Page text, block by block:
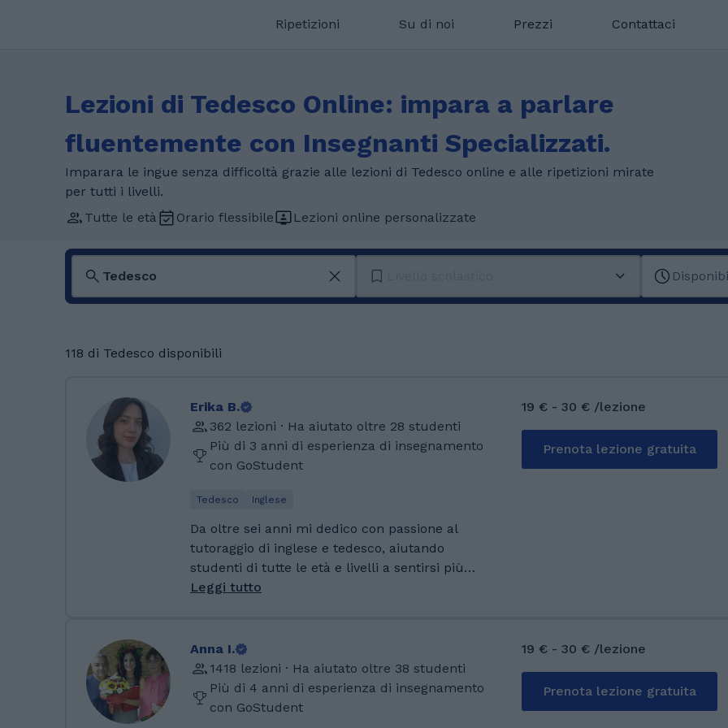
Ripetizioni Su di noi Prezzi Contattaci
Lezioni di Tedesco Online: impara a parlare
fluentemente con Insegnanti Specializzati.
Imparara le ingue senza difficoltà grazie alle lezioni di Tedesco online e alle ripetizioni mirate
per tutti i livelli.
Tutte le età
Orario flessibile Lezioni online personalizzate
118 di Tedesco disponibili
Erika B.
362 lezioni · Ha aiutato oltre 28 studenti
Più di 3 anni di esperienza di insegnamento
con GoStudent
Tedesco Inglese
Da oltre sei anni mi dedico con passione al
tutoraggio di inglese e tedesco, aiutando
studenti di tutte le età e livelli a sentirsi più
sicuri e autonomi nell’uso delle lingue. Che si
un viaggio studio o per il lavoro, troveremo
insieme il metodo più giusto ed adatto alle tue
esigenze! Le lingue per me non sono solo uno
strumento di comunicazione, ma un vero e
Leggi tutto
19 € - 30 € /lezione
Prenota lezione gratuita
Anna I.
1418 lezioni · Ha aiutato oltre 38 studenti
Più di 4 anni di esperienza di insegnamento
con GoStudent
19 € - 30 € /lezione
Prenota lezione gratuita